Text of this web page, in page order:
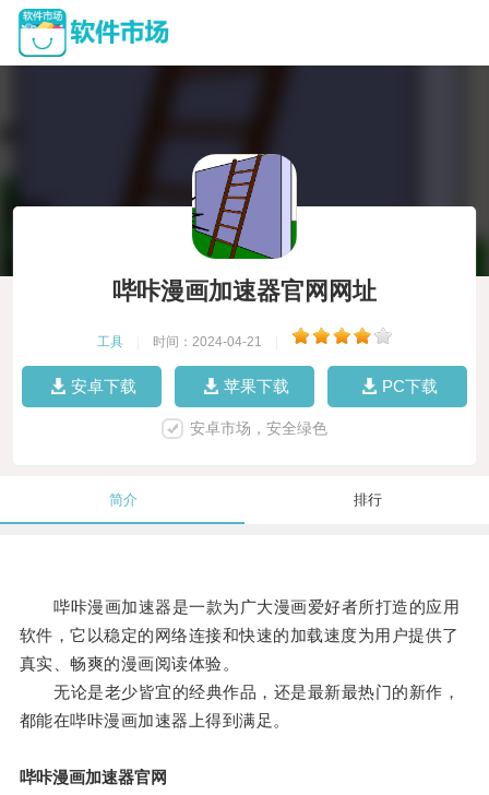
哔咔漫画加速器官网网址
工具 时间：2024-04-21
安卓下载 苹果下载 PC下载
安卓市场，安全绿色
简介 排行
哔咔漫画加速器是一款为广大漫画爱好者所打造的应用
软件，它以稳定的网络连接和快速的加载速度为用户提供了
真实、畅爽的漫画阅读体验。
无论是老少皆宜的经典作品，还是最新最热门的新作，
都能在哔咔漫画加速器上得到满足。
哔咔漫画加速器官网